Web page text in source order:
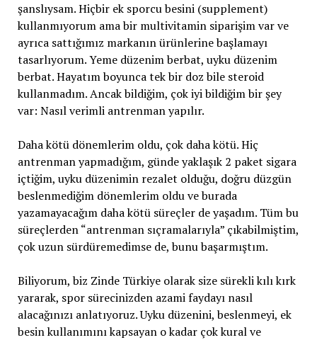
şanslıysam. Hiçbir ek sporcu besini (supplement)
kullanmıyorum ama bir multivitamin siparişim var ve
ayrıca sattığımız markanın ürünlerine başlamayı
tasarlıyorum. Yeme düzenim berbat, uyku düzenim
berbat. Hayatım boyunca tek bir doz bile steroid
kullanmadım. Ancak bildiğim, çok iyi bildiğim bir şey
var: Nasıl verimli antrenman yapılır.
Daha kötü dönemlerim oldu, çok daha kötü. Hiç
antrenman yapmadığım, günde yaklaşık 2 paket sigara
içtiğim, uyku düzenimin rezalet olduğu, doğru düzgün
beslenmediğim dönemlerim oldu ve burada
yazamayacağım daha kötü süreçler de yaşadım. Tüm bu
süreçlerden “antrenman sıçramalarıyla” çıkabilmiştim,
çok uzun sürdüremedimse de, bunu başarmıştım.
Biliyorum, biz Zinde Türkiye olarak size sürekli kılı kırk
yararak, spor sürecinizden azami faydayı nasıl
alacağınızı anlatıyoruz. Uyku düzenini, beslenmeyi, ek
besin kullanımını kapsayan o kadar çok kural ve